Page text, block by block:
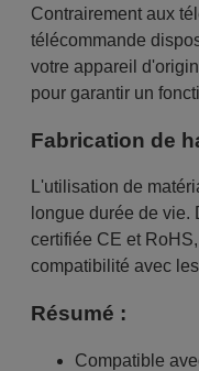
Contrairement aux
télécommande
votre appareil
pour garantir un
Fabrication de
L'utilisation de
longue durée de vie.
certifiée CE et
compatibilité avec
Résumé :
Compatible